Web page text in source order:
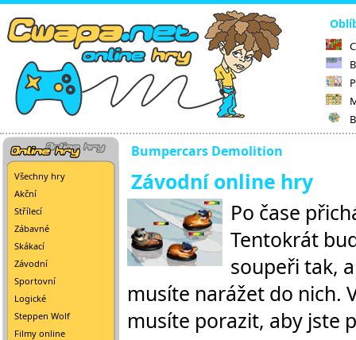
Všechny hry
Akční
Střílecí
Zábavné
Skákací
Závodní
Sportovní
Logické
Steppen Wolf
Filmy online
Bumpercars Demolition
Závodní online hry
Po čase
Tentokrát
soupeři tak,
musíte narážet do nich.
musíte porazit, aby jste